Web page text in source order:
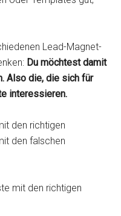
Lead-Magnet-
Du möchtest damit
Also die, die sich für
interessieren.
den richtigen
den falschen
mit den richtigen